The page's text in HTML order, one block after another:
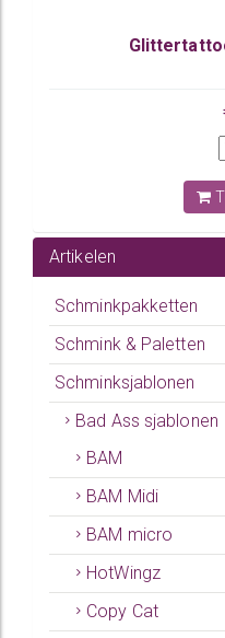
Artikelen
Schminkpakketten
Schmink & Paletten
Schminksjablonen
Bad Ass sjablonen
BAM
BAM Midi
BAM micro
HotWingz
Copy Cat